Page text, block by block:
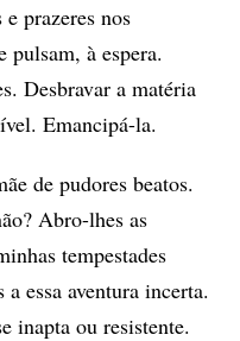
prazeres nos
pulsam, à espera.
Desbravar a matéria
Emancipá-la.
de pudores beatos.
Abro-lhes as
tempestades
essa aventura incerta.
inapta ou resistente.